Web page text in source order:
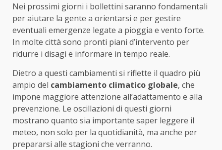
Nei prossimi giorni i bollettini saranno fondamentali
per aiutare la gente a orientarsi e per gestire
eventuali emergenze legate a pioggia e vento forte.
In molte città sono pronti piani d’intervento per
ridurre i disagi e informare in tempo reale.
Dietro a questi cambiamenti si riflette il quadro più
ampio del cambiamento climatico globale, che
impone maggiore attenzione all’adattamento e alla
prevenzione. Le oscillazioni di questi giorni
mostrano quanto sia importante saper leggere il
meteo, non solo per la quotidianità, ma anche per
prepararsi alle stagioni che verranno.